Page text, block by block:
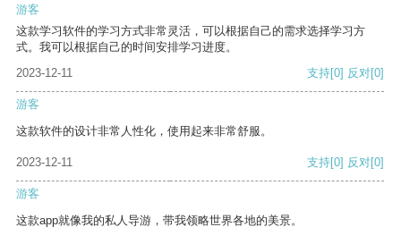
游客
这款学习软件的学习方式非常灵活，可以根据自己的需求选择学习方
式。我可以根据自己的时间安排学习进度。
2023-12-11
支持[0] 反对[0]
游客
这款软件的设计非常人性化，使用起来非常舒服。
2023-12-11 支持[0] 反对[0]
游客
这款app就像我的私人导游，带我领略世界各地的美景。